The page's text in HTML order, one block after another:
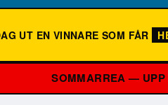
UT EN VINNARE SOM FÅR
SOMMARREA — UPP